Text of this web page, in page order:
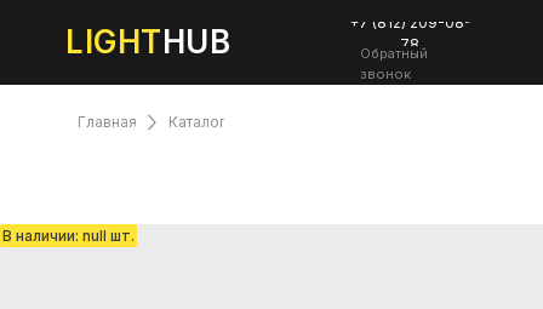
LIGHTHUB
+7 (812) 209-08-
78
Обратный
звонок
Каталог
Главная